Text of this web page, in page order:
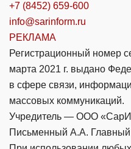
+7 (8452) 659-600
info@sarinform.ru
РЕКЛАМА
Регистрационный номер
марта 2021 г. выдано
в сфере связи,
массовых коммуникаций.
Учредитель — ООО
Письменный А.А.